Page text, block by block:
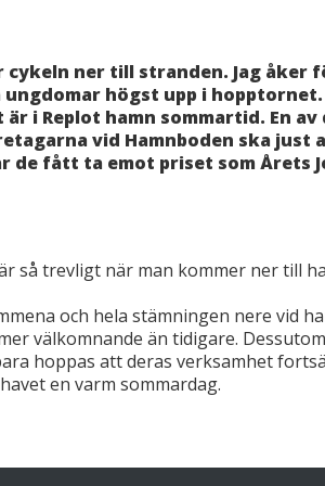
ner till stranden. Jag åker
högst upp i
i Replot hamn sommartid. En
vid Hamnboden ska just
fått ta emot priset som Årets
så trevligt när man kommer ner till
och hela stämningen nere vid
välkomnande än tidigare.
hoppas att deras verksamhet
en varm sommardag.